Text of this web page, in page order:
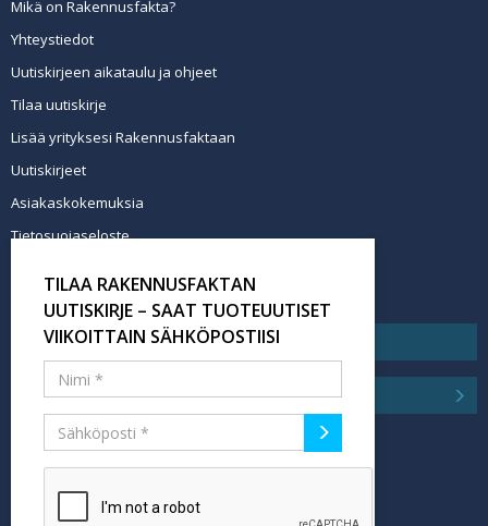
Mikä on Rakennusfakta?
Yhteystiedot
Uutiskirjeen aikataulu ja ohjeet
Tilaa uutiskirje
Lisää yrityksesi Rakennusfaktaan
Uutiskirjeet
Asiakaskokemuksia
Tietosuojaseloste
Tilaa uutiskirje
TILAA RAKENNUSFAKTAN
UUTISKIRJE – SAAT TUOTEUUTISET
VIIKOITTAIN SÄHKÖPOSTIISI